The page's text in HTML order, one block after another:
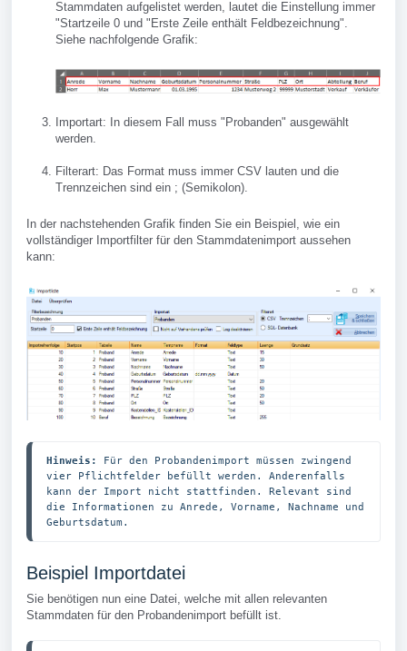
Stammdaten aufgelistet werden, lautet die Einstellung immer
"Startzeile 0 und "Erste Zeile enthält Feldbezeichnung".
Siehe nachfolgende Grafik:
Importart: In diesem Fall muss "Probanden" ausgewählt
werden.
Filterart: Das Format muss immer CSV lauten und die
Trennzeichen sind ein ; (Semikolon).
In der nachstehenden Grafik finden Sie ein Beispiel, wie ein
vollständiger Importfilter für den Stammdatenimport aussehen
kann:
Hinweis: Für den Probandenimport müssen zwingend
vier Pflichtfelder befüllt werden. Anderenfalls
kann der Import nicht stattfinden. Relevant sind
die Informationen zu Anrede, Vorname, Nachname und
Geburtsdatum.
Beispiel Importdatei
Sie benötigen nun eine Datei, welche mit allen relevanten
Stammdaten für den Probandenimport befüllt ist.